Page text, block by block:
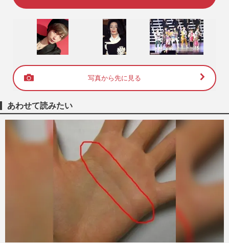
写真から先に見る
あわせて読みたい